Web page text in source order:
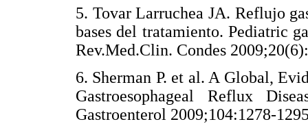
5. Tovar Larruchea JA. Reflujo
bases del tratamiento. Pediatric
Rev.Med.Clin. Condes
6. Sherman P. et al. A Global,
Gastroesophageal Reflux
Gastroenterol